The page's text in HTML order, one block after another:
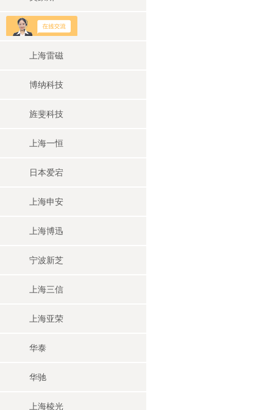
上海华睿
上海雷磁
博纳科技
旌斐科技
上海一恒
日本爱宕
上海申安
上海博迅
宁波新芝
上海三信
上海亚荣
华泰
华驰
上海棱光